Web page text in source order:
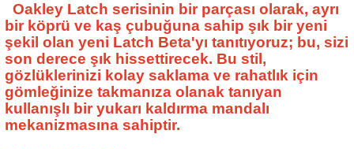
Oakley Latch serisinin bir parçası olarak, ayrı
bir köprü ve kaş çubuğuna sahip şık bir yeni
şekil olan yeni Latch Beta'yı tanıtıyoruz; bu, sizi
son derece şık hissettirecek. Bu stil,
gözlüklerinizi kolay saklama ve rahatlık için
gömleğinize takmanıza olanak tanıyan
kullanışlı bir yukarı kaldırma mandalı
mekanizmasına sahiptir.